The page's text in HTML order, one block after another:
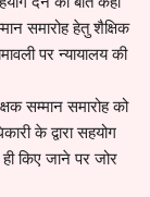
समारोह हेतु शैक्षिक
पर न्यायालय की
सम्मान समारोह को
के द्वारा सहयोग
किए जाने पर जोर